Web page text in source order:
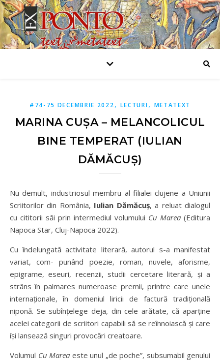
#74-75 DECEMBRIE 2022, LECTURI, METATEXT
MARINA CUȘA – MELANCOLICUL
BINE TEMPERAT (IULIAN
DĂMĂCUȘ)
Nu demult, industriosul membru al filialei clujene a Uniunii
Scriitorilor din România, Iulian Dămăcuș, a reluat dialogul
cu cititorii săi prin intermediul volumului Cu Marea (Editura
Napoca Star, Cluj-Napoca 2022).
Cu îndelungată activitate literară, autorul s-a manifestat
variat, com- punând poezie, roman, nuvele, aforisme,
epigrame, eseuri, recenzii, studii cercetare literară, și a
strâns în palmares numeroase premii, printre care unele
internaționale, în domeniul liricii de factură tradițională
niponă. Se subînțelege deja, din cele arătate, că aparține
acelei categorii de scriitori capabili să se reînnoiască și care
își lansează singuri provocări creatoare.
Volumul Cu Marea este unul „de poche”, subsumabil genului